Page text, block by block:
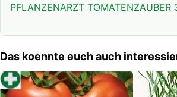
PFLANZENARZT TOMATENZAUBER
Das koennte euch auch